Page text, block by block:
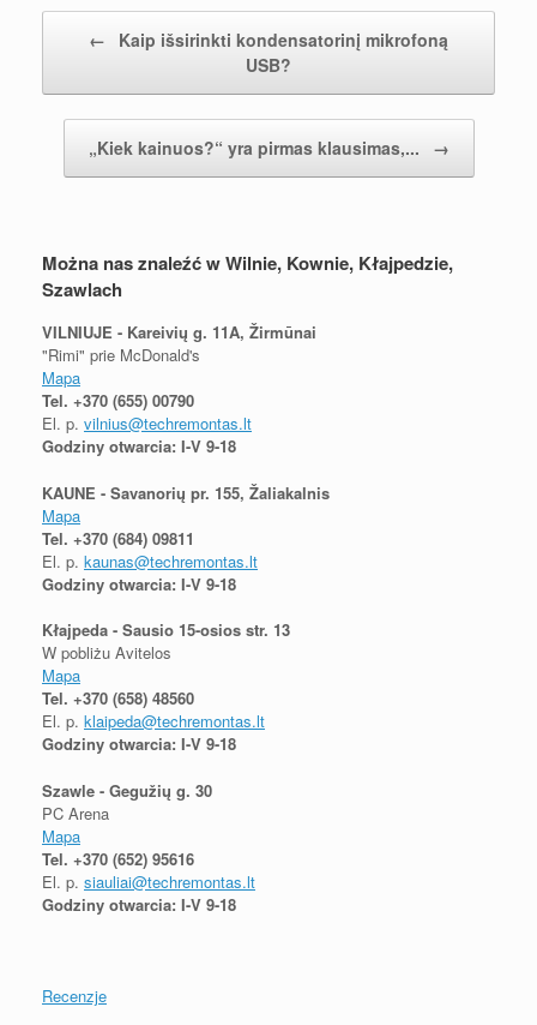
←
Kaip išsirinkti kondensatorinį mikrofoną
USB?
„Kiek kainuos?“ yra pirmas klausimas,... →
Można nas znaleźć w Wilnie, Kownie, Kłajpedzie,
Szawlach
VILNIUJE - Kareivių g. 11A, Žirmūnai
"Rimi" prie McDonald's
Mapa
Tel. +370 (655) 00790
El. p. vilnius@techremontas.lt
Godziny otwarcia: I-V 9-18
KAUNE - Savanorių pr. 155, Žaliakalnis
Mapa
Tel. +370 (684) 09811
El. p. kaunas@techremontas.lt
Godziny otwarcia: I-V 9-18
Kłajpeda - Sausio 15-osios str. 13
W pobliżu Avitelos
Mapa
Tel. +370 (658) 48560
El. p. klaipeda@techremontas.lt
Godziny otwarcia: I-V 9-18
Szawle - Gegužių g. 30
PC Arena
Mapa
Tel. +370 (652) 95616
El. p. siauliai@techremontas.lt
Godziny otwarcia: I-V 9-18
Recenzje